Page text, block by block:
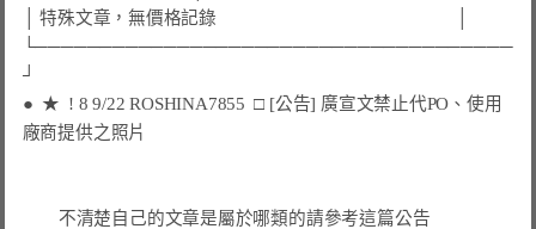
│ 特殊文章，無價格記錄                                                     │
└─────────────────────────────────────
●  ★  ! 8 9/22 ROSHINA7855  □ [公告] 廣宣文禁止代PO、使用
廠商提供之照片
不清楚自己的文章是屬於哪類的請參考這篇公告